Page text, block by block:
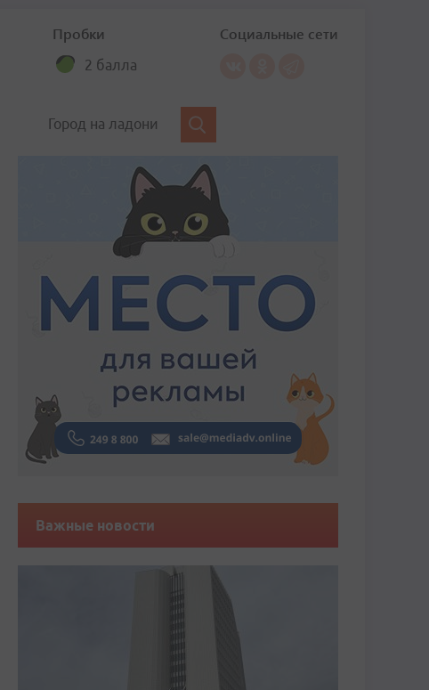
Пробки
2 балла
Социальные сети
Город на ладони
Важные новости